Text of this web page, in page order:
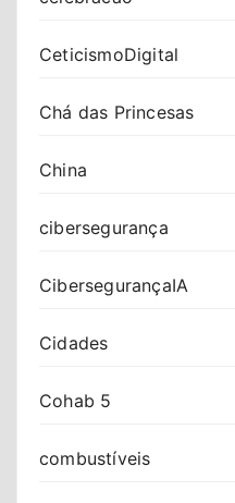
CeticismoDigital
Chá das Princesas
China
cibersegurança
CibersegurançaIA
Cidades
Cohab 5
combustíveis